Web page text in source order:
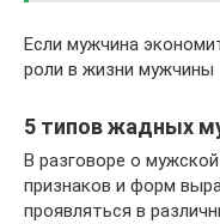
Если мужчина
роли в жизни мужчины
5 типов жадных
В разговоре о
признаков и форм
проявляться в